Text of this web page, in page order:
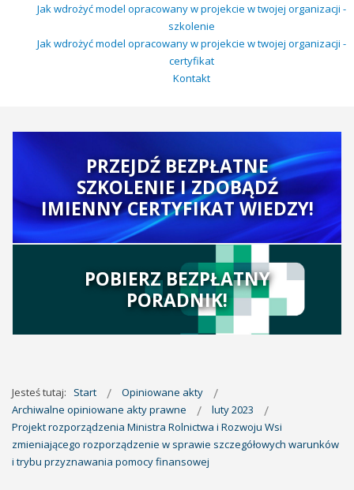
Jak wdrożyć model opracowany w projekcie w twojej organizacji -
szkolenie
Jak wdrożyć model opracowany w projekcie w twojej organizacji -
certyfikat
Kontakt
PRZEJDŹ BEZPŁATNE
SZKOLENIE I ZDOBĄDŹ
IMIENNY CERTYFIKAT WIEDZY!
POBIERZ BEZPŁATNY
PORADNIK!
Jesteś tutaj: Start
Opiniowane akty
Archiwalne opiniowane akty prawne
luty 2023
Projekt rozporządzenia Ministra Rolnictwa i Rozwoju Wsi
zmieniającego rozporządzenie w sprawie szczegółowych warunków
i trybu przyznawania pomocy finansowej